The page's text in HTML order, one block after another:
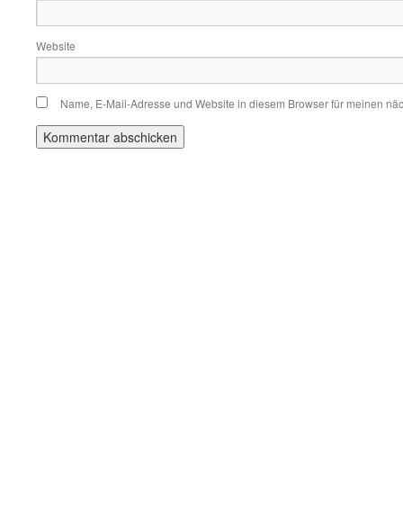
Website
Name, E-Mail-Adresse und Website in diesem Browser für meinen